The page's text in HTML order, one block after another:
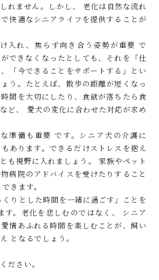
れません。しかし、 老化は自然な流れ
快適なシニアライフを提供することが
入れ、焦らず向き合う姿勢が重要 で
できなくなったとしても、それを「仕
「今できることをサポートする」とい
う。たとえば、散歩の距離が短くなっ
間を大切にしたり、食欲が落ちたら食
ど、 愛犬の変化に合わせた対応が求め
準備も重要 です。シニア犬の介護に
あります。できるだけストレスを抱え
も視野に入れましょう。 家族やペット
病院のアドバイスを受けたりすること
きます。
りとした時間を一緒に過ごす」ことを
す。老化を悲しむのではなく、 シニア
情あふれる時間を楽しむことが、飼い
となるでしょう。
ださい。